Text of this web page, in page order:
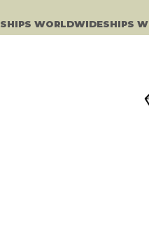
SHIPS WORLDWIDE